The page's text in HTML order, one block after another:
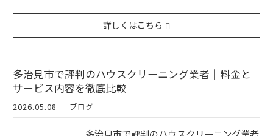
詳しくはこちら
多治見市で評判のハウスクリーニング業者｜料金と
サービス内容を徹底比較
2026.05.08 ブログ